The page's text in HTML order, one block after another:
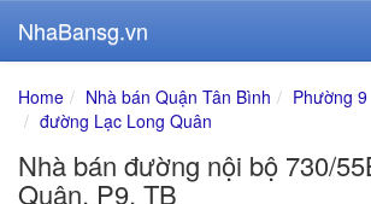
NhaBansg.vn
Home Nhà bán Quận Tân Bình
Phường 9
đường Lạc Long Quân
Nhà bán đường nội bộ 730/
Quân, P9, TB